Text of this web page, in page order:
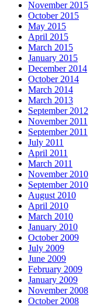
November 2015
October 2015
May 2015
April 2015
March 2015
January 2015
December 2014
October 2014
March 2014
March 2013
September 2012
November 2011
September 2011
July 2011
April 2011
March 2011
November 2010
September 2010
August 2010
April 2010
March 2010
January 2010
October 2009
July 2009
June 2009
February 2009
January 2009
November 2008
October 2008